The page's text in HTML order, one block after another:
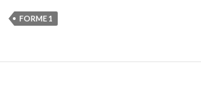
FORME 1